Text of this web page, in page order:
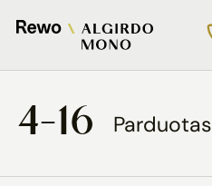
4-16 Parduotas